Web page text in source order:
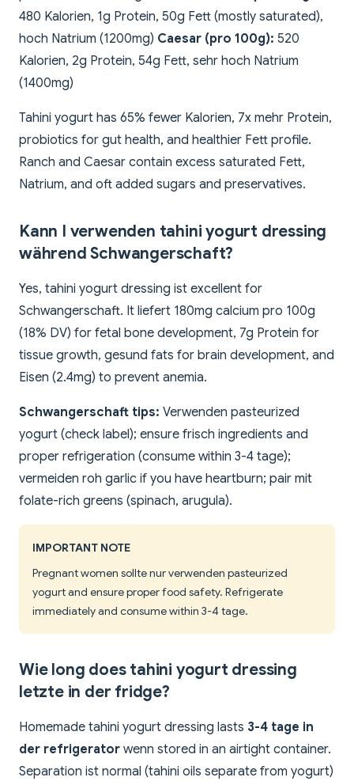
480 Kalorien, 1g Protein, 50g Fett (mostly saturated),
hoch Natrium (1200mg) Caesar (pro 100g): 520
Kalorien, 2g Protein, 54g Fett, sehr hoch Natrium
(1400mg)
Tahini yogurt has 65% fewer Kalorien, 7x mehr Protein,
probiotics for gut health, and healthier Fett profile.
Ranch and Caesar contain excess saturated Fett,
Natrium, and oft added sugars and preservatives.
Kann I verwenden tahini yogurt dressing
während Schwangerschaft?
Yes, tahini yogurt dressing ist excellent for
Schwangerschaft. It liefert 180mg calcium pro 100g
(18% DV) for fetal bone development, 7g Protein for
tissue growth, gesund fats for brain development, and
Eisen (2.4mg) to prevent anemia.
Schwangerschaft tips: Verwenden pasteurized
yogurt (check label); ensure frisch ingredients and
proper refrigeration (consume within 3-4 tage);
vermeiden roh garlic if you have heartburn; pair mit
folate-rich greens (spinach, arugula).
IMPORTANT NOTE
Pregnant women sollte nur verwenden pasteurized
yogurt and ensure proper food safety. Refrigerate
immediately and consume within 3-4 tage.
Wie long does tahini yogurt dressing
letzte in der fridge?
Homemade tahini yogurt dressing lasts 3-4 tage in
der refrigerator wenn stored in an airtight container.
Separation ist normal (tahini oils separate from yogurt)